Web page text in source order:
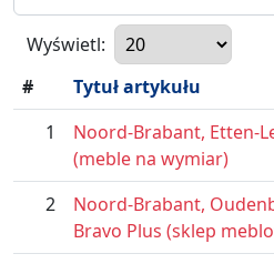
Wyświetl:
#
Tytuł artykułu
1
Noord-Brabant, Etten-
(meble na wymiar)
2
Noord-Brabant,
Bravo Plus (sklep